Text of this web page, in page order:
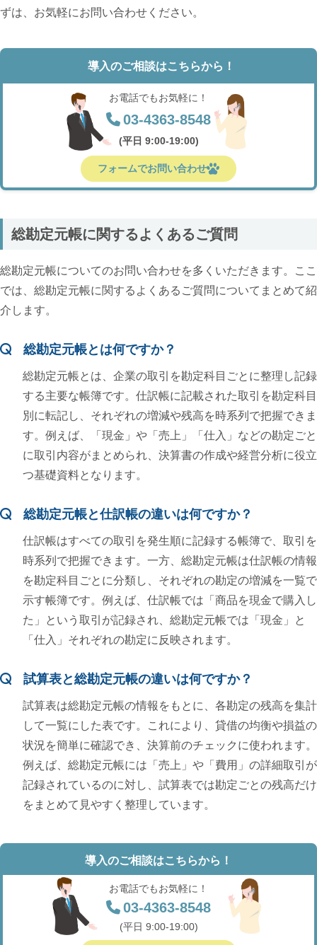
ずは、お気軽にお問い合わせください。
導入のご相談はこちらから！
お電話でもお気軽に！
03-4363-8548
(平日 9:00-19:00)
フォームでお問い合わせ
総勘定元帳に関するよくあるご質問
総勘定元帳についてのお問い合わせを多くいただきます。ここ
では、総勘定元帳に関するよくあるご質問についてまとめて紹
介します。
総勘定元帳とは何ですか？
総勘定元帳とは、企業の取引を勘定科目ごとに整理し記録
する主要な帳簿です。仕訳帳に記載された取引を勘定科目
別に転記し、それぞれの増減や残高を時系列で把握できま
す。例えば、「現金」や「売上」「仕入」などの勘定ごと
に取引内容がまとめられ、決算書の作成や経営分析に役立
つ基礎資料となります。
総勘定元帳と仕訳帳の違いは何ですか？
仕訳帳はすべての取引を発生順に記録する帳簿で、取引を
時系列で把握できます。一方、総勘定元帳は仕訳帳の情報
を勘定科目ごとに分類し、それぞれの勘定の増減を一覧で
示す帳簿です。例えば、仕訳帳では「商品を現金で購入し
た」という取引が記録され、総勘定元帳では「現金」と
「仕入」それぞれの勘定に反映されます。
試算表と総勘定元帳の違いは何ですか？
試算表は総勘定元帳の情報をもとに、各勘定の残高を集計
して一覧にした表です。これにより、貸借の均衡や損益の
状況を簡単に確認でき、決算前のチェックに使われます。
例えば、総勘定元帳には「売上」や「費用」の詳細取引が
記録されているのに対し、試算表では勘定ごとの残高だけ
をまとめて見やすく整理しています。
導入のご相談はこちらから！
お電話でもお気軽に！
03-4363-8548
(平日 9:00-19:00)